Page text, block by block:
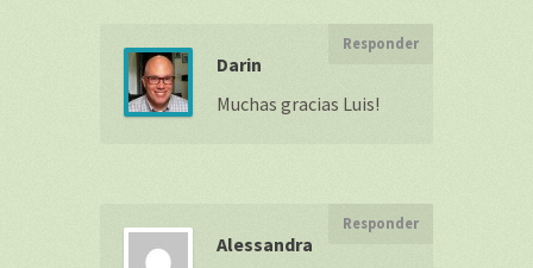
Darin
Responder
Muchas gracias Luis!
Alessandra
Responder